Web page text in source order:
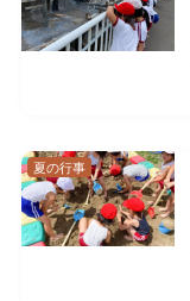
夏の行事